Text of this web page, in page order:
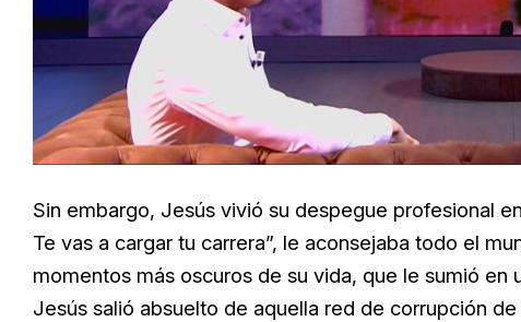
Sin embargo, Jesús vivió su despegue profesional
Te vas a cargar tu carrera”, le aconsejaba todo el
momentos más oscuros de su vida, que le sumió en
Jesús salió absuelto de aquella red de corrupción